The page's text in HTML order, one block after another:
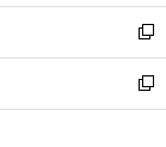
開
く
ウ
で
開
く
ン
ド
ウ
で
開
ウ
ィ
ン
ド
ウ
し
い
ウ
ィ
ン
新
し
い
ウ
新
し